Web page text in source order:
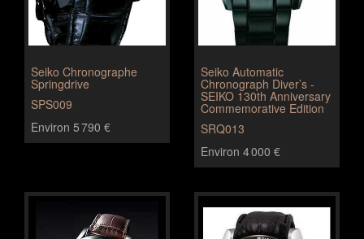
Seiko Chronographe
Springdrive
SPS009
Environ 5 790 €
Seiko Automatic
Chronograph Diver’s -
SEIKO 130th Anniversary
Commemorative Edition
SRQ013
Environ 4 000 €